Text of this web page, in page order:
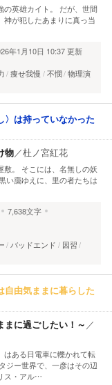
英雄カイト。 だが、世間
が犯したあまりに真っ当
年1月10日 10:37 更新
痩せ我慢 不憫 物理演
〉は持っていなかった
物／杜ノ宮紅花
敷。 そこには、名無しの妖
い靄ゆえに、里の者たちは
7,638文字
バッドエンド
因習
自由気ままに暮らした
に過ごしたい！～ ／
はある日電車に轢かれて転
ジー世界で、一彦はその辺
ス・アル…